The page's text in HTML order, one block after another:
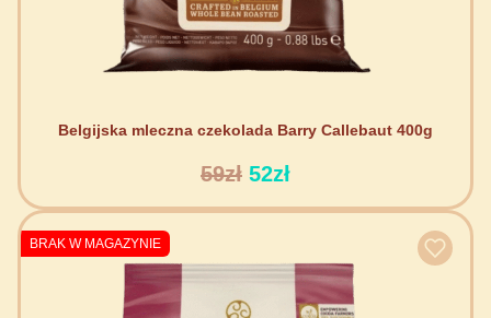
Belgijska mleczna czekolada Barry Callebaut 400g
59zł 52zł
BRAK W MAGAZYNIE